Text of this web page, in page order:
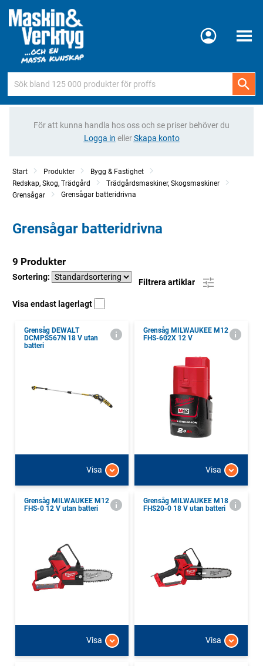
Meny
För att kunna handla hos oss och se priser behöver du
Logga in ellerSkapa konto
Start Produkter
Bygg & Fastighet
Redskap, Skog, Trädgård
Trädgårdsmaskiner, Skogsmaskiner
Grensågar
Grensågar batteridrivna
Grensågar batteridrivna
9 Produkter
Sortering:
Filtrera artiklar
Visa endast lagerlagt
Grensåg DEWALT
DCMPS567N 18 V utan
batteri
Visa
Grensåg MILWAUKEE M12
FHS-602X 12 V
Visa
Grensåg MILWAUKEE M12
FHS-0 12 V utan batteri
Visa
Grensåg MILWAUKEE M18
FHS20-0 18 V utan batteri
Visa